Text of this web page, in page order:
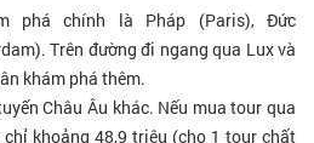
phá chính là Pháp (Paris), Đức
Trên đường đi ngang qua Lux và
khám phá thêm.
Châu Âu khác. Nếu mua tour qua
khoảng 48,9 triệu (cho 1 tour chất